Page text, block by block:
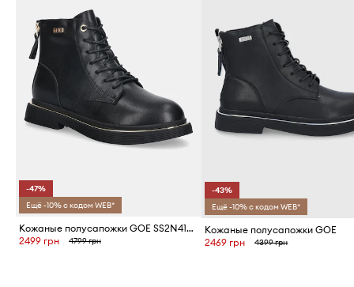
-47%
Ещё -10% с кодом WEB*
Кожаные полусапожки GOE SS2N4101
2499 грн
4799 грн
-43%
Ещё -10% с кодом WEB*
Кожаные полусапожки GOE
2469 грн
4399 грн